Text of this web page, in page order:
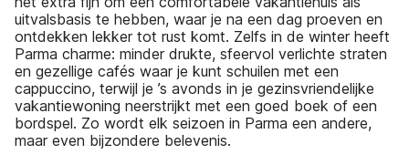
uitvalsbasis te hebben, waar je na een dag proeven en
ontdekken lekker tot rust komt. Zelfs in de winter heeft
Parma charme: minder drukte, sfeervol verlichte straten
en gezellige cafés waar je kunt schuilen met een
cappuccino, terwijl je ’s avonds in je gezinsvriendelijke
vakantiewoning neerstrijkt met een goed boek of een
bordspel. Zo wordt elk seizoen in Parma een andere,
maar even bijzondere belevenis.